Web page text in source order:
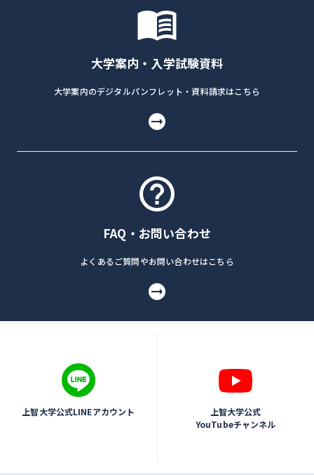
大学案内・入学試験資料
大学案内のデジタルパンフレット・資料請求はこちら
FAQ・お問い合わせ
よくあるご質問やお問い合わせはこちら
上智大学公式LINEアカウント
上智大学公式
YouTubeチャンネル